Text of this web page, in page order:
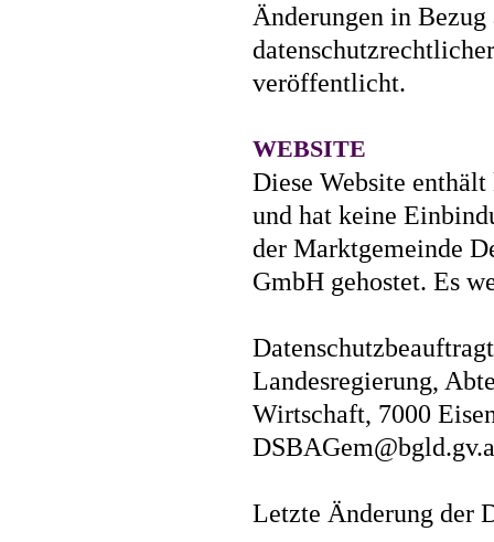
Änderungen in
veröffentlicht.
WEBSITE
Diese Website
und hat keine
der Marktgemeinde
GmbH gehostet. Es
Landesregierung,
Wirtschaft, 7000
Letzte Änderung der